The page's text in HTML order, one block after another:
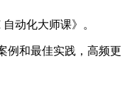
动化大师课》。
例和最佳实践，高频更